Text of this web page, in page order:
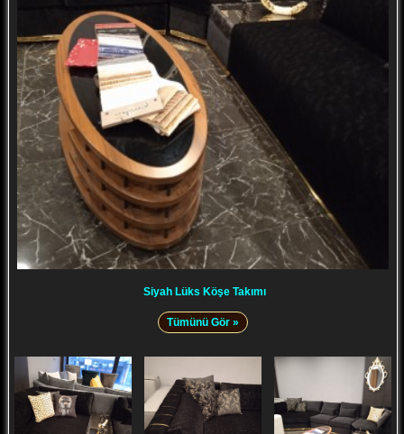
Siyah Lüks Köşe Takımı
Tümünü Gör »